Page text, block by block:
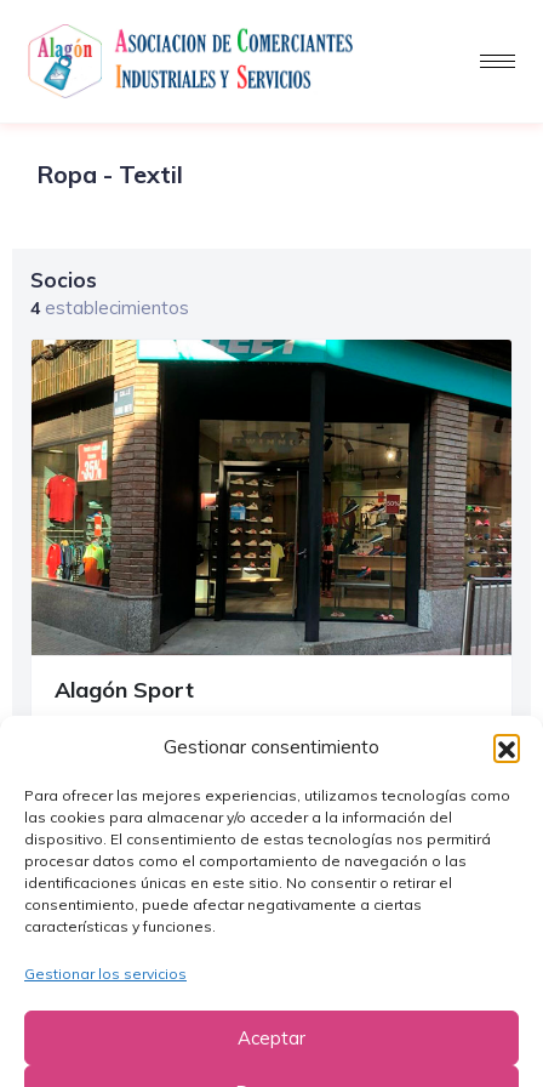
Gestionar consentimiento
Para ofrecer las mejores experiencias, utilizamos tecnologías como
las cookies para almacenar y/o acceder a la información del
dispositivo. El consentimiento de estas tecnologías nos permitirá
procesar datos como el comportamiento de navegación o las
identificaciones únicas en este sitio. No consentir o retirar el
consentimiento, puede afectar negativamente a ciertas
características y funciones.
Gestionar los servicios
Aceptar
Ropa - Textil
Socios
4establecimientos
Alagón Sport
sportalagon@gmail.com
https://alagonsport.com/
¿Dónde Comprar?